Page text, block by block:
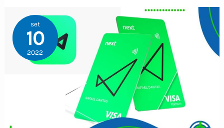
set
10
2022